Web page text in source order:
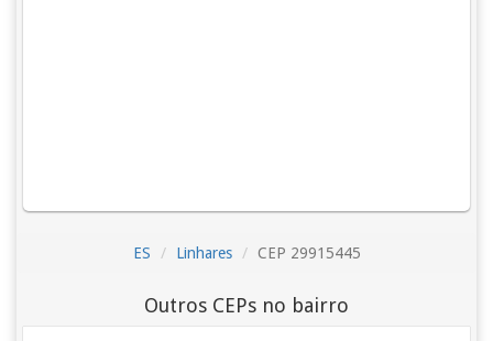
ES Linhares CEP 29915445
Outros CEPs no bairro